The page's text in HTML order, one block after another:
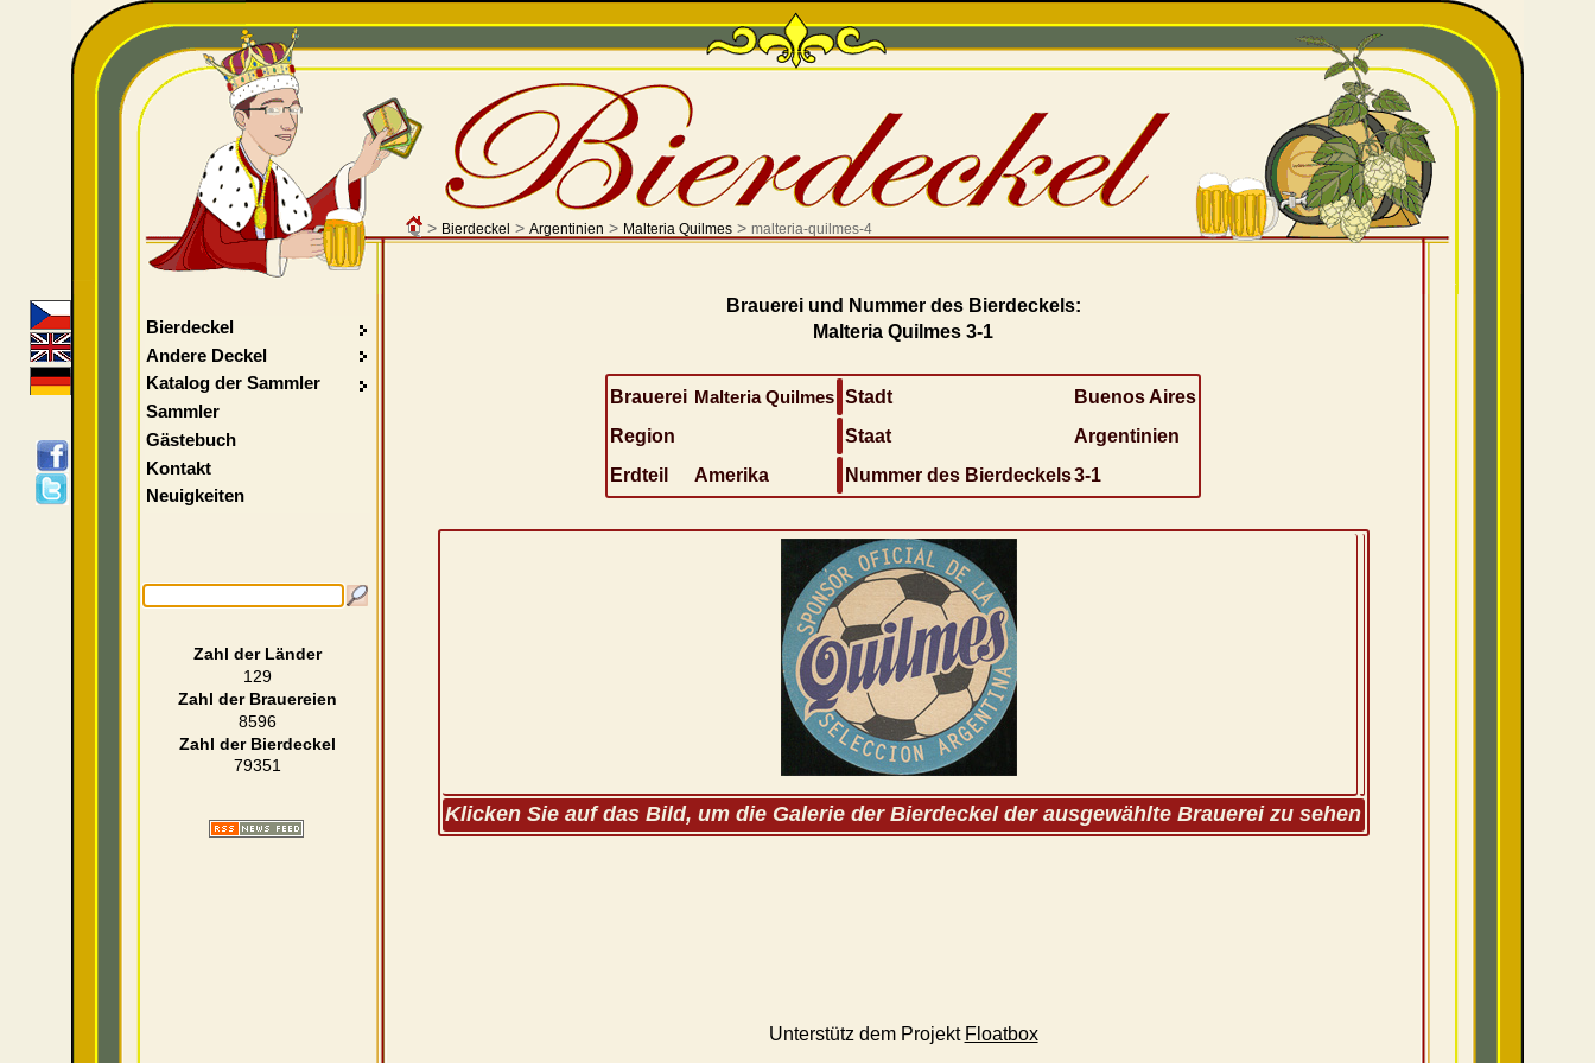
> Bierdeckel > Argentinien > Malteria Quilmes> malteria-quilmes-4
Brauerei und Nummer des Bierdeckels:
Malteria Quilmes 3-1
Brauerei Malteria Quilmes Stadt
Buenos Aires
Region
Staat
Argentinien
Erdteil
Amerika Nummer des Bierdeckels3-1
Klicken Sie auf das Bild, um die Galerie der Bierdeckel der ausgewählte Brauerei zu sehen
Unterstütz dem Projekt Floatbox
Bierdeckel
Andere Deckel
Katalog der Sammler
Sammler
Gästebuch
Kontakt
Neuigkeiten
Zahl der Länder
129
Zahl der Brauereien
8596
Zahl der Bierdeckel
79351